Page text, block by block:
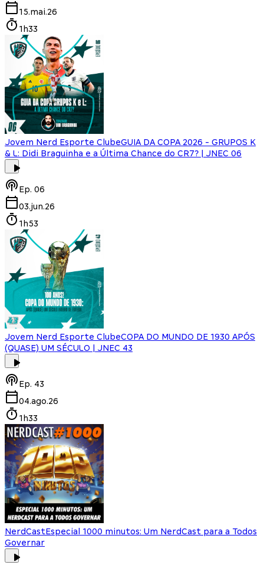
15.mai.26
1h33
Jovem Nerd Esporte ClubeGUIA DA COPA 2026 - GRUPOS K
& L: Didi Braguinha e a Última Chance do CR7? | JNEC 06
Ep. 06
03.jun.26
1h53
Jovem Nerd Esporte ClubeCOPA DO MUNDO DE 1930 APÓS
(QUASE) UM SÉCULO | JNEC 43
Ep. 43
04.ago.26
1h33
NerdCastEspecial 1000 minutos: Um NerdCast para a Todos
Governar